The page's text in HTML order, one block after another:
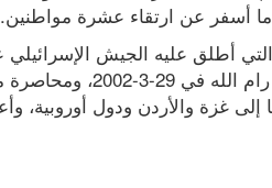
أسفر عن ارتقاء عشرة مواطنين.